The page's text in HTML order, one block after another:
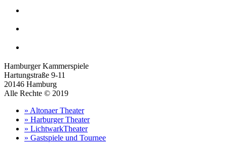
Hamburger Kammerspiele
Hartungstraße 9-11
20146 Hamburg
Alle Rechte © 2019
» Altonaer Theater
» Harburger Theater
» LichtwarkTheater
» Gastspiele und Tournee